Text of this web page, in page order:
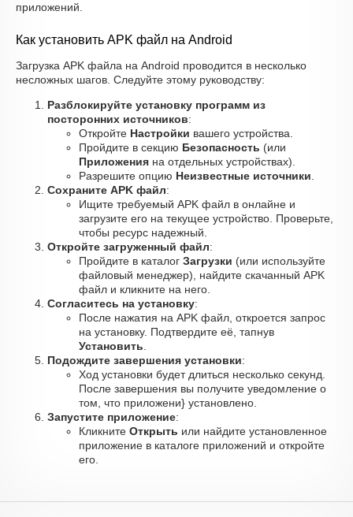
приложений.
Как установить APK файл на Android
Загрузка APK файла на Android проводится в несколько
несложных шагов. Следуйте этому руководству:
Разблокируйте установку программ из
посторонних источников:
Откройте Настройки вашего устройства.
Пройдите в секцию Безопасность (или
Приложения на отдельных устройствах).
Разрешите опцию Неизвестные источники
Сохраните APK файл:
Ищите требуемый APK файл в онлайне и
загрузите его на текущее устройство. Проверьте,
чтобы ресурс надежный.
Откройте загруженный файл:
Пройдите в каталог Загрузки (или используйте
файловый менеджер), найдите скачанный APK
файл и кликните на него.
Согласитесь на установку:
После нажатия на APK файл, откроется запрос
на установку. Подтвердите её, тапнув
Установить
Подождите завершения установки:
Ход установки будет длиться несколько секунд.
После завершения вы получите уведомление о
том, что приложени} установлено.
Запустите приложение:
Кликните Открыть или найдите установленное
приложение в каталоге приложений и откройте
его.